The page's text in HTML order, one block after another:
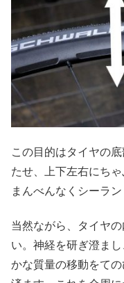
この目的はタイヤの
たせ、上下左右にち
まんべんなくシーラ
当然ながら、タイヤ
い。神経を研ぎ澄ま
かな質量の移動をて